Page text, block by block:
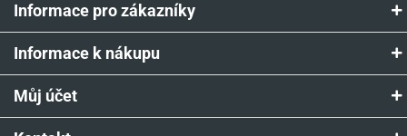
Informace pro zákazníky
Informace k nákupu
Můj účet